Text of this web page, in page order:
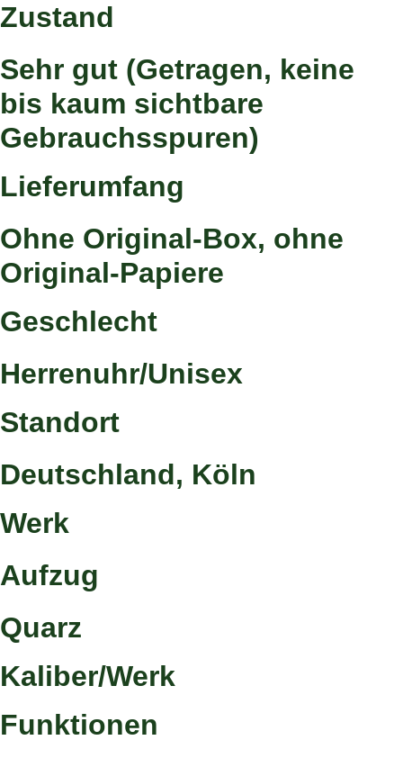
Zustand
Sehr gut (Getragen, keine
bis kaum sichtbare
Gebrauchsspuren)
Lieferumfang
Ohne Original-Box, ohne
Original-Papiere
Geschlecht
Herrenuhr/Unisex
Standort
Deutschland, Köln
Werk
Aufzug
Quarz
Kaliber/Werk
Funktionen